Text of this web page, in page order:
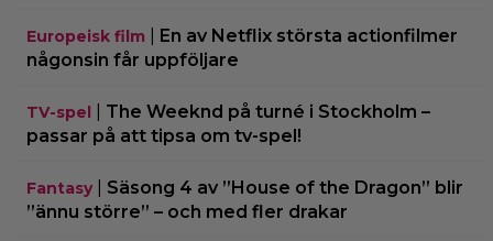
Europeisk film
En av Netflix största actionfilmer
någonsin får uppföljare
TV-spel
The Weeknd på turné i Stockholm –
passar på att tipsa om tv-spel!
Fantasy| Säsong 4 av ”House of the Dragon” blir
”ännu större” – och med fler drakar